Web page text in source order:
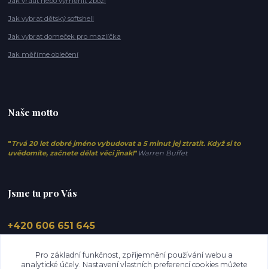
Jak vybrat dětský softshell
Jak vybrat domeček pro mazlíčka
Jak měříme oblečení
Naše motto
" Trvá 20 let dobré jméno vybudovat a 5 minut jej ztratit. Když si to
uvědomíte, začnete dělat věci jinak!" Warren Buffet
Jsme tu pro Vás
+420 606 651 645
info@elfino.cz
Pro základní funkčnost, zpříjemnění používání webu a
analytické účely. Nastavení vlastních preferencí cookies můžete